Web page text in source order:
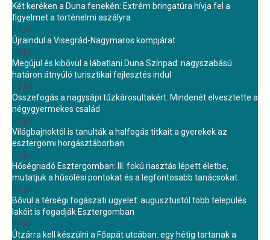
Két keréken a Duna fenekén: Extrém bringatúra hívja fel a
figyelmet a történelmi aszályra
31 júl.
Újraindul a Visegrád-Nagymaros kompjárat
30 júl.
Megújul és kibővül a lábatlani Duna Színpad: nagyszabású
határon átnyúló turisztikai fejlesztés indul
30 júl.
Összefogás a nagysápi tűzkárosultakért: Mindenét elvesztette a
négygyermekes család
30 júl.
Világbajnoktól is tanulták a halfogás titkait a gyerekek az
esztergomi horgásztáborban
30 júl.
Hőségriadó Esztergomban: III. fokú riasztás lépett életbe,
mutatjuk a hűsölési pontokat és a legfontosabb tanácsokat
30 júl.
Bővül a térségi fogászati ügyelet: augusztustól több település
lakóit is fogadják Esztergomban
30 júl.
Útzárra kell készülni a Főapát utcában: egy hétig tartanak a